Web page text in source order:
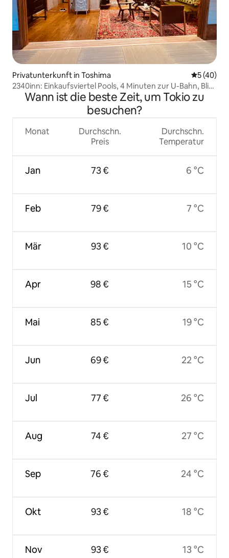
Privatunterkunft in Toshima
5 (40)
2340inn: Einkaufsviertel Pools, 4 Minuten zur U-Bahn, Blick
auf den Fuji vom Dach, schönes Design 55 Quadratmeter,
japanischer Tatami + Wohnzimmer, 2 Bäder
Wann ist die beste Zeit, um Tokio zu
besuchen?
Monat
Jan
Feb
Mär
Apr
Mai
Jun
Jul
Aug
Sep
Okt
Nov
Durchschn.
Preis
73 €
79 €
93 €
98 €
85 €
69 €
77 €
74 €
76 €
93 €
93 €
Durchschn.
Temperatur
6 °C
7 °C
10 °C
15 °C
19 °C
22 °C
26 °C
27 °C
24 °C
18 °C
13 °C